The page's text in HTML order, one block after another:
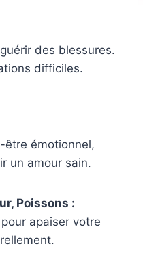
des blessures.
difficiles.
être émotionnel,
un amour sain.
Poissons :
apaiser votre